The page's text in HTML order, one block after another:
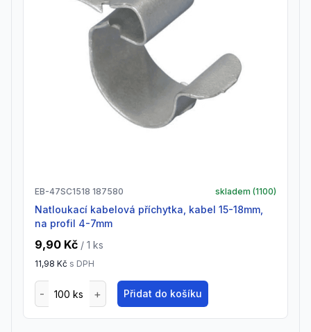
EB-47SC1518 187580 skladem (1100)
Natloukací kabelová příchytka, kabel 15-18mm,
na profil 4-7mm
9,90 Kč / 1 ks
11,98 Kč s DPH
Přidat do košíku